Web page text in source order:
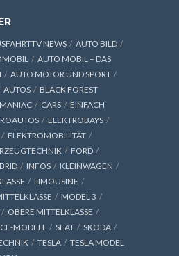
NEWS
AUTO BILD
AUTO MOBIL – DAS
AUTO MOTOR UND SPORT
AUTOS
BLACK FOREST
CARS
EINFACH
ELEKTROBAYS
ELEKTROMOBILITÄT
FORD
INFOS
KLEINWAGEN
LIMOUSINE
MODEL 3
OBERE MITTELKLASSE
MODELL SEAT
SKODA
TESLA
TESLA MODEL